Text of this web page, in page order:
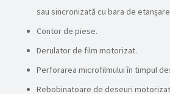
sau sincronizată cu bara de
Contor de piese.
Derulator de film motorizat.
Perforarea microfilmului în timpul
Rebobinatoare de deseuri